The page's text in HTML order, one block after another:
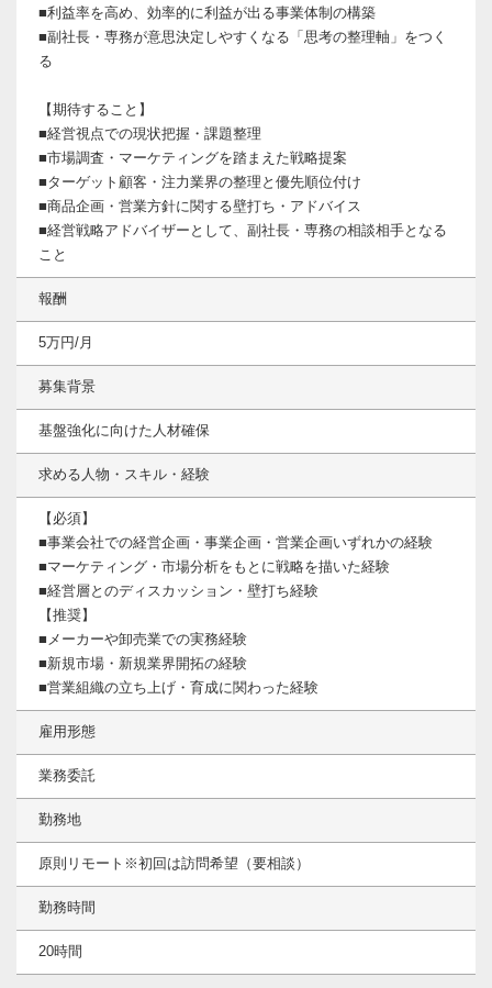
■利益率を高め、効率的に利益が出る事業体制の構築
■副社長・専務が意思決定しやすくなる「思考の整理軸」をつく
る
【期待すること】
■経営視点での現状把握・課題整理
■市場調査・マーケティングを踏まえた戦略提案
■ターゲット顧客・注力業界の整理と優先順位付け
■商品企画・営業方針に関する壁打ち・アドバイス
■経営戦略アドバイザーとして、副社長・専務の相談相手となる
こと
報酬
5万円/月
募集背景
基盤強化に向けた人材確保
求める人物・スキル・経験
【必須】
■事業会社での経営企画・事業企画・営業企画いずれかの経験
■マーケティング・市場分析をもとに戦略を描いた経験
■経営層とのディスカッション・壁打ち経験
【推奨】
■メーカーや卸売業での実務経験
■新規市場・新規業界開拓の経験
■営業組織の立ち上げ・育成に関わった経験
雇用形態
業務委託
勤務地
原則リモート※初回は訪問希望（要相談）
勤務時間
20時間